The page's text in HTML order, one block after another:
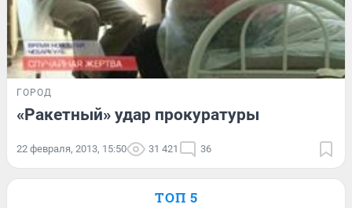
ГОРОД
«Ракетный» удар прокуратуры
22 февраля, 2013, 15:50 31 421 36
ТОП 5